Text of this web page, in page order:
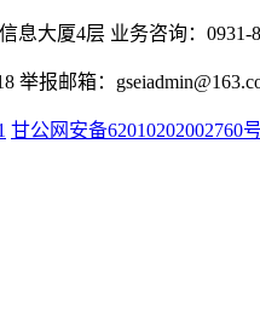
息大厦4层 业务咨询：0931-
举报邮箱：
甘公网安备62010202002760号